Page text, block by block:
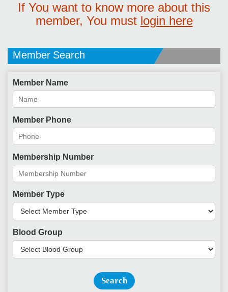
If You want to know more about this
member, You must login here
Member Search
Member Name
Member Phone
Membership Number
Member Type
Blood Group
Search